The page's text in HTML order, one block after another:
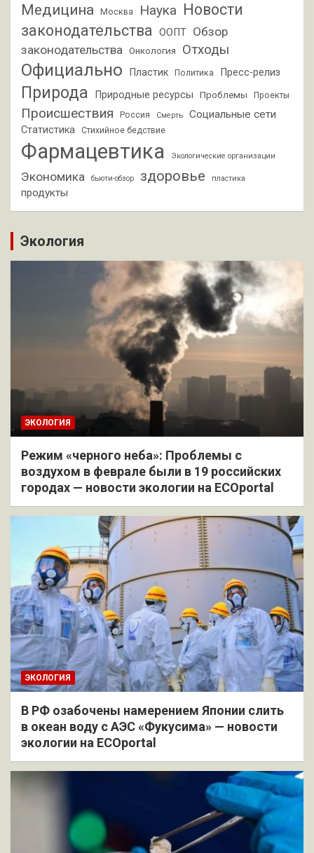
Медицина Москва Наука
Новости
законодательства ООПТ Обзор
законодательства Онкология Отходы
Официально Пластик Политика Пресс-релиз
Природа Природные ресурсы Проблемы Проекты
Происшествия Россия Смерть Социальные сети
Статистика Стихийное бедствие
Фармацевтика Экологические организации
Экономика бьюти-обзор здоровье пластика
продукты
Экология
ЭКОЛОГИЯ
Режим «черного неба»: Проблемы с
воздухом в феврале были в 19 российских
городах — новости экологии на ECOportal
ЭКОЛОГИЯ
В РФ озабочены намерением Японии слить
в океан воду с АЭС «Фукусима» — новости
экологии на ECOportal